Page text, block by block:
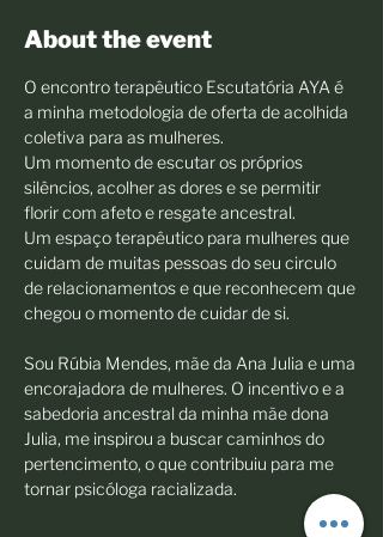
About the event
O encontro terapêutico Escutatória AYA é
a minha metodologia de oferta de acolhida
coletiva para as mulheres.
Um momento de escutar os próprios
silêncios, acolher as dores e se permitir
florir com afeto e resgate ancestral.
Um espaço terapêutico para mulheres que
cuidam de muitas pessoas do seu circulo
de relacionamentos e que reconhecem que
chegou o momento de cuidar de si.
Sou Rúbia Mendes, mãe da Ana Julia e uma
encorajadora de mulheres. O incentivo e a
sabedoria ancestral da minha mãe dona
Julia, me inspirou a buscar caminhos do
pertencimento, o que contribuiu para me
tornar psicóloga racializada.